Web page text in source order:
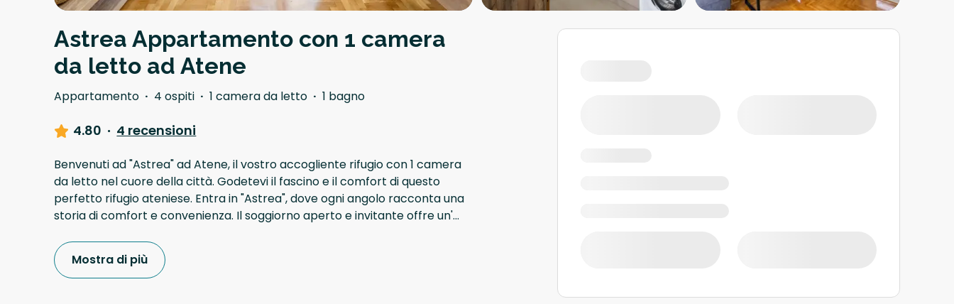
Astrea Appartamento con 1 camera
da letto ad Atene
Appartamento · 4 ospiti · 1 camera da letto · 1 bagno
4.80 · 4 recensioni
Benvenuti ad "Astrea" ad Atene, il vostro accogliente rifugio con 1 camera
da letto nel cuore della città. Godetevi il fascino e il comfort di questo
perfetto rifugio ateniese. Entra in "Astrea", dove ogni angolo racconta una
storia di comfort e convenienza. Il soggiorno aperto e invitante offre un'...
Mostra di più